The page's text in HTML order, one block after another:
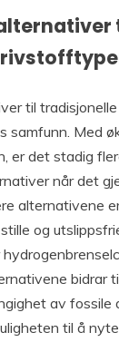
til
samfunn. Med
er det stadig
når det
alternativene
og
bidrar
av fossile
til å